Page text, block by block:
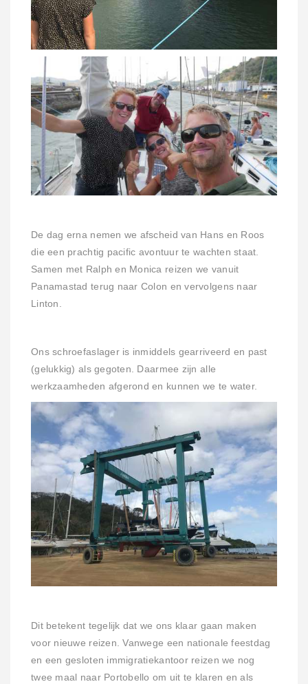
De dag erna nemen we afscheid van Hans en Roos
die een prachtig pacific avontuur te wachten staat.
Samen met Ralph en Monica reizen we vanuit
Panamastad terug naar Colon en vervolgens naar
Linton.
Ons schroefaslager is inmiddels gearriveerd en past
(gelukkig) als gegoten. Daarmee zijn alle
werkzaamheden afgerond en kunnen we te water.
Dit betekent tegelijk dat we ons klaar gaan maken
voor nieuwe reizen. Vanwege een nationale feestdag
en een gesloten immigratiekantoor reizen we nog
twee maal naar Portobello om uit te klaren en als